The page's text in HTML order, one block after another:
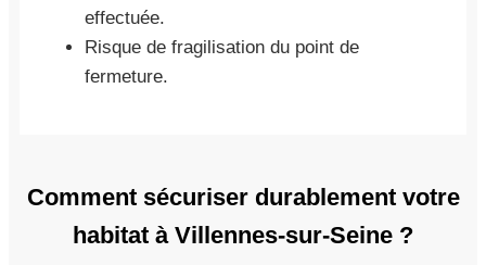
effectuée.
Risque de fragilisation du point de
fermeture.
Comment sécuriser durablement votre
habitat à Villennes-sur-Seine ?